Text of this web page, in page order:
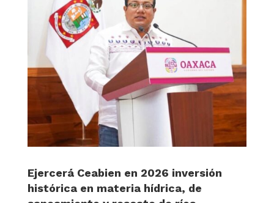
Ejercerá Ceabien en 2026 inversión
histórica en materia hídrica, de